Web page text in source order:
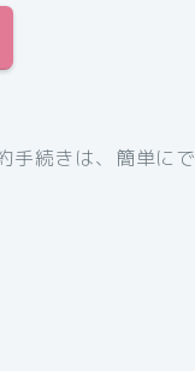
手続きは、簡単にで